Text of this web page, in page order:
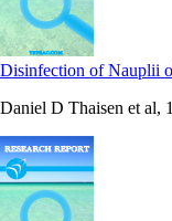
Disinfection of Nauplii
Daniel D Thaisen et al,